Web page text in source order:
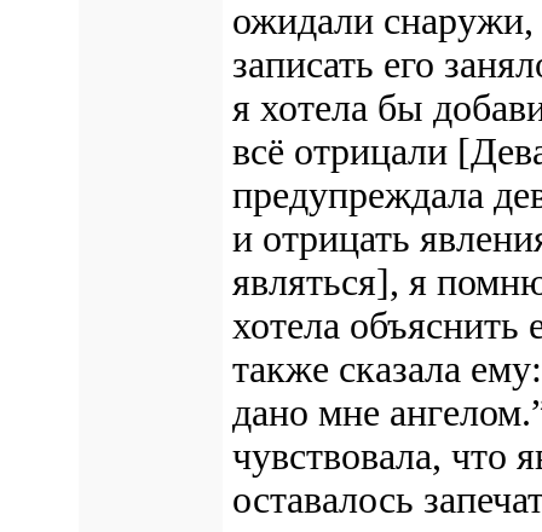
ожидали
записать его
я хотела бы
всё отрицали
предупреждала
и отрицать
являться], я
хотела
также сказала
дано мне
чувствовала, что
оставалось